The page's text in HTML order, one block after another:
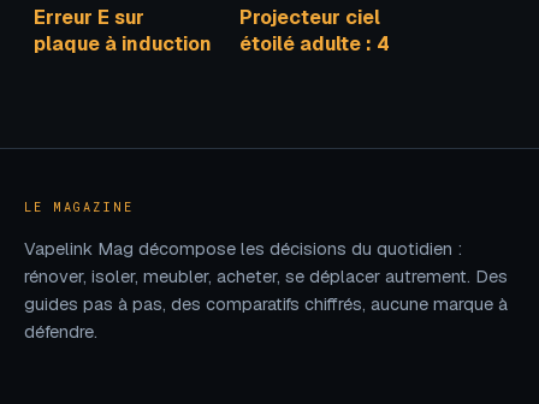
Erreur E sur
plaque à induction
votre appareil
Projecteur ciel
étoilé adulte : 4
galactique réussie
LE MAGAZINE
Vapelink Mag décompose les décisions du quotidien :
rénover, isoler, meubler, acheter, se déplacer autrement. Des
guides pas à pas, des comparatifs chiffrés, aucune marque à
défendre.